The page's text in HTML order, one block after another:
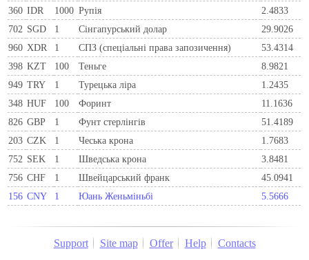
360 IDR 1000 Рупія
2.4833
702 SGD 1 Сінгапурський долар
29.9026
960 XDR 1 СПЗ (спеціальні права запозичення)
53.4314
398 KZT 100 Теньге
8.9821
949 TRY 1 Турецька ліра
1.2435
348 HUF 100 Форинт
11.1636
826 GBP 1 Фунт стерлінгів
51.4189
203 CZK 1 Чеська крона
1.7683
752 SEK 1 Шведська крона
3.8481
756 CHF 1 Швейцарський франк
45.0941
156 CNY 1 Юань Женьміньбі 5.5666
Support Site map Offer Help Contacts